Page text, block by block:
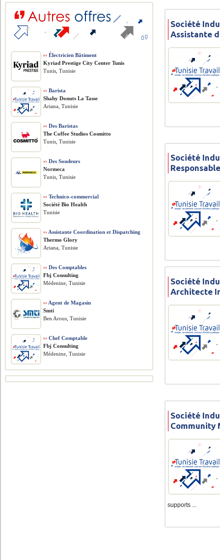
Société
Assistante
Société
Société
Architecte
Société
Community
supports ...
›› Électricien Bâtiment
Kyriad Prestige City Center Tunis
Tunis, Tunisie
›› Barista
Shahy Donuts La Tasse
Ariana, Tunisie
›› Des Baristas
The Coffee Studios Cosmitto
Tunis, Tunisie
›› Des Soudeurs
Normeca
Tunis, Tunisie
›› Technico-commercial
Société Bio Health
Tunisie
›› Assistante Coordination et Dispatching
Thermo Glory
Ariana, Tunisie
›› Des Comptables
Fbj Consulting
Médenine, Tunisie
›› Agent de Magasin
Smti
Ben Arous, Tunisie
›› Chef Comptable
Fbj Consulting
Médenine, Tunisie